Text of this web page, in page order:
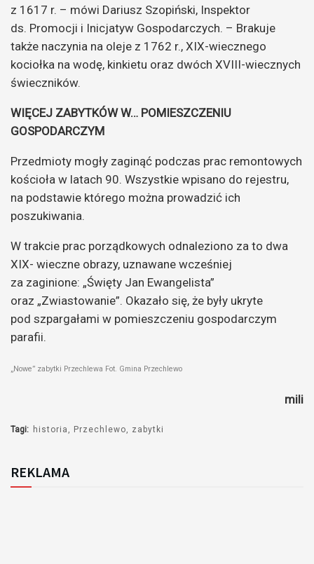
z 1617 r. – mówi Dariusz Szopiński, Inspektor
ds. Promocji i Inicjatyw Gospodarczych. – Brakuje
także naczynia na oleje z 1762 r., XIX-wiecznego
kociołka na wodę, kinkietu oraz dwóch XVIII-wiecznych
świeczników.
WIĘCEJ ZABYTKÓW W… POMIESZCZENIU
GOSPODARCZYM
Przedmioty mogły zaginąć podczas prac remontowych
kościoła w latach 90. Wszystkie wpisano do rejestru,
na podstawie którego można prowadzić ich
poszukiwania.
W trakcie prac porządkowych odnaleziono za to dwa
XIX- wieczne obrazy, uznawane wcześniej
za zaginione: „Święty Jan Ewangelista”
oraz „Zwiastowanie”. Okazało się, że były ukryte
pod szpargałami w pomieszczeniu gospodarczym
parafii.
„Nowe” zabytki Przechlewa Fot. Gmina Przechlewo
mili
Tagi: historia Przechlewo zabytki
REKLAMA